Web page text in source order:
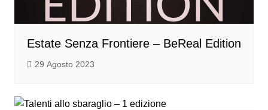
Estate Senza Frontiere – BeReal Edition
29 Agosto 2023